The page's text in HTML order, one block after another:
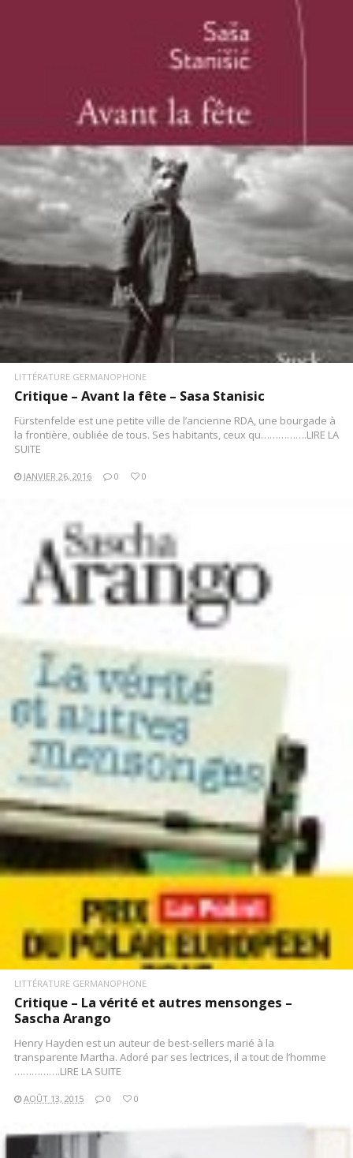
LIRE LA SUITE
LITTÉRATURE GERMANOPHONE
Critique – Avant la fête – Sasa Stanisic
Fürstenfelde est une petite ville de l’ancienne RDA, une bourgade à
la frontière, oubliée de tous. Ses habitants, ceux qu…………….LIRE LA
SUITE
JANVIER 26, 2016 0 0
LIRE LA SUITE
LITTÉRATURE GERMANOPHONE
Critique – La vérité et autres mensonges –
Sascha Arango
Henry Hayden est un auteur de best-sellers marié à la
transparente Martha. Adoré par ses lectrices, il a tout de l’homme
…………….LIRE LA SUITE
AOÛT 13, 2015 0 0